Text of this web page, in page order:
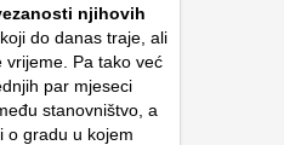
njihovih
koji do danas traje, ali
vrijeme. Pa tako već
par mjeseci
stanovništvo, a
o gradu u kojem